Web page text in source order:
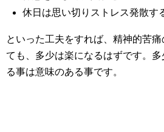
休日は思い切りストレス発散す
といった工夫をすれば、精神的苦
ても、多少は楽になるはずです。
る事は意味のある事です。